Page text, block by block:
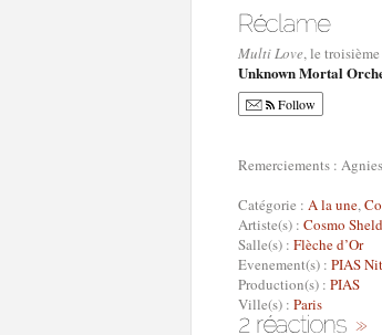
Multi Love, le
Unknown Mortal
Follow
Remerciements :
Catégorie : A la une,
Artiste(s) : Cosmo
Salle(s) : Flèche d’Or
Evenement(s) : PIAS
Production(s) : PIAS
Ville(s) : Paris